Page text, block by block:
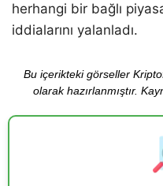
herhangi bir bağlı
iddialarını yalanladı.
Bu içerikteki görseller
olarak hazırlanmıştır.